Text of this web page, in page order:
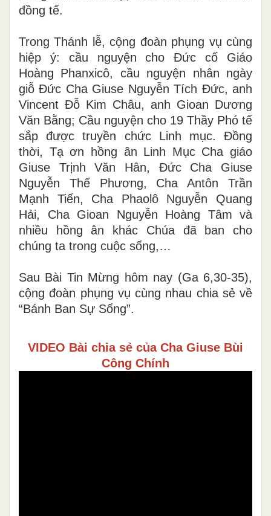
đồng tế.
Trong Thánh lễ, cộng đoàn phụng vụ cùng
hiệp ý: cầu nguyện cho Đức cố Giáo
Hoàng Phanxicô, cầu nguyện nhân ngày
giỗ Đức Cha Giuse Nguyễn Tích Đức, anh
Vincent Đỗ Kim Châu, anh Gioan Dương
Văn Bằng; Cầu nguyện cho 19 Thầy Phó tế
sắp được truyền chức Linh mục. Đồng
thời, Tạ ơn hồng ân Linh Mục Cha giáo
Giuse Trịnh Văn Hân, Đức Cha Giuse
Nguyễn Thế Phương, Cha Antôn Trần
Mạnh Tiến, Cha Phaolô Nguyễn Quang
Hải, Cha Gioan Nguyễn Hoàng Tâm và
nhiều hồng ân khác Chúa đã ban cho
chúng ta trong cuộc sống,…
Sau Bài Tin Mừng hôm nay (Ga 6,30-35),
cộng đoàn phụng vụ cùng nhau chia sẻ về
“Bánh Ban Sự Sống”.
VIDEO Bài chia sẻ của Cha Giuse Bùi
Công Chính